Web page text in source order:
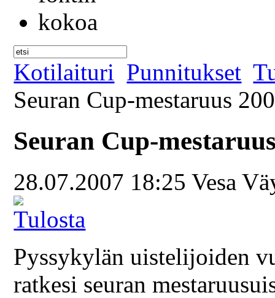
Kotilaituri Punnitukset
Seuran Cup-mestaruus
Seuran Cup-
28.07.2007 18:25Vesa
Pyssykylän uistelijoiden
ratkesi seuran